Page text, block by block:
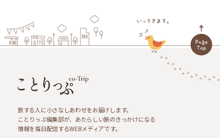
旅する人に小さなしあわせをお届けします。
ことりっぷ編集部が、あたらしい旅のきっかけになる
情報を毎日配信するWEBメディアです。